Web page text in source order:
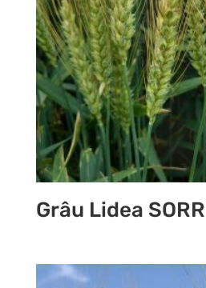
Grâu Lidea